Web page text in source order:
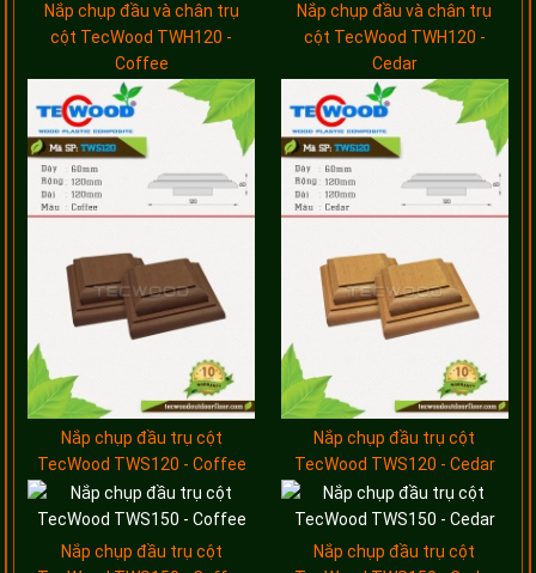
Nắp chụp đầu và chân trụ
cột TecWood TWH120 -
Coffee
Nắp chụp đầu và chân trụ
cột TecWood TWH120 -
Cedar
Nắp chụp đầu trụ cột
TecWood TWS120 - Coffee
Nắp chụp đầu trụ cột
TecWood TWS120 - Cedar
Nắp chụp đầu trụ cột
Nắp chụp đầu trụ cột